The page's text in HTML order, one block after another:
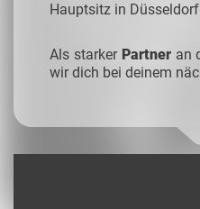
Hauptsitz in
Als starker Partneran
wir dich bei deinem